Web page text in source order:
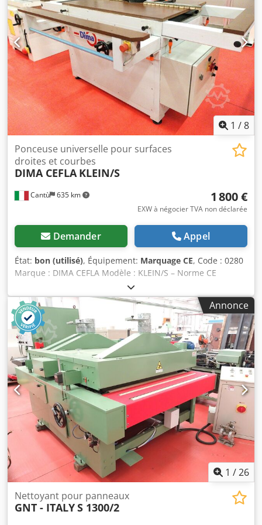
20 mm/35 mm, vitesse de la bande : environ 7 m/s, rayon
de travail maximal : 12 mm. Dimensions de la machine :
environ 2 670 mm/1 200 mm/1 800 mm. Poids : environ
1 200 kg. Documentation disponible. Possibilité de visite
sur rendez-vous. Dcsdpfx Alozh Nihjdjk
1 /8
Cantù 635 km
Ponceuse universelle pour surfaces
droites et courbes
DIMA CEFLA KLEIN/S
1 800 €
EXW à négocier TVA non déclarée
Demander Appel
État: bon (utilisé), Équipement: Marquage CE, Code : 0280
Marque : DIMA CEFLA Modèle : KLEIN/S – Norme CE
Machine à poncer universelle pour pièces droites et
courbes en bois, mobilier, portes, cadres, panneaux,
matériaux composites et divers – Norme CE Diamètre de la
brosse : 200 mm – arbre réglable en hauteur Diamètre du
disque abrasif : 230 mm Moteur : 2,2 kW Variateur
électronique de vitesse Dimensions de la surface de travail
: 1400 x 920 mm Dimensions de la surface de travail avec
rallonges : 2200 x 1200 mm Hauteur de la surface de
travail : 900 mm Diamètre de l’aspiration : 150 mm
Dodpfxox U D Syo Aldsck Dimensions totales (mm) : 1600 x
1100 x 1150 h Poids : 900 kg
Annonce
1 /26
Nettoyant pour panneaux
GNT - ITALYS 1300/2